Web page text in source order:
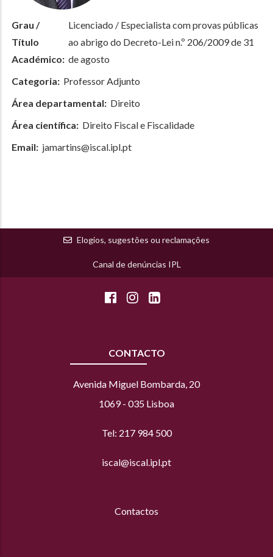
Grau /
Título
Académico:
Licenciado / Especialista com provas públicas
ao abrigo do Decreto-Lei n.º 206/2009 de 31
de agosto
Categoria: Professor Adjunto
Área departamental: Direito
Área científica: Direito Fiscal e Fiscalidade
Email: jamartins@iscal.ipl.pt
Elogios, sugestões ou reclamações
Canal de denúncias IPL
CONTACTO
Avenida Miguel Bombarda, 20
1069 - 035 Lisboa
Tel: 217 984 500
iscal@iscal.ipl.pt
Contactos